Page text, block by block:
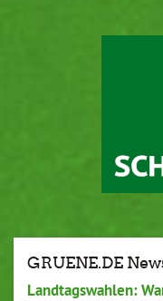
GRUENE.DE
Landtagswahlen: